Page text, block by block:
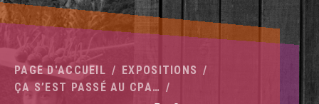
PAGE D'ACCUEIL
EXPOSITIONS
ÇA S’EST PASSÉ AU CPA…